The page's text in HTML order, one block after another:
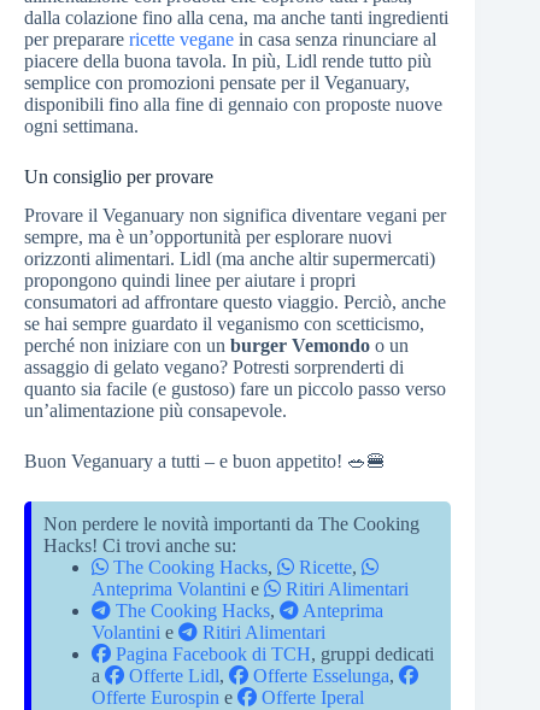
dalla colazione fino alla cena, ma anche tanti ingredienti
per preparare ricette vegane in casa senza rinunciare al
piacere della buona tavola. In più, Lidl rende tutto più
semplice con promozioni pensate per il Veganuary,
disponibili fino alla fine di gennaio con proposte nuove
ogni settimana.
Un consiglio per provare
Provare il Veganuary non significa diventare vegani per
sempre, ma è un’opportunità per esplorare nuovi
orizzonti alimentari. Lidl (ma anche altir supermercati)
propongono quindi linee per aiutare i propri
consumatori ad affrontare questo viaggio. Perciò, anche
se hai sempre guardato il veganismo con scetticismo,
perché non iniziare con un burger Vemondo o un
assaggio di gelato vegano? Potresti sorprenderti di
quanto sia facile (e gustoso) fare un piccolo passo verso
un’alimentazione più consapevole.
Buon Veganuary a tutti – e buon appetito! 🥗🍔
Non perdere le novità importanti da The Cooking
Hacks! Ci trovi anche su:
The Cooking Hacks, Ricette,
Anteprima Volantini e
Ritiri Alimentari
The Cooking Hacks,
Anteprima
Volantini e
Ritiri Alimentari
Pagina Facebook di TCH, gruppi dedicati
a
Offerte Lidl, Offerte Esselunga,
Offerte Eurospin e Offerte Iperal